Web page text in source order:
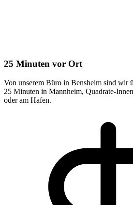
25 Minuten vor Ort
Von unserem Büro in Bensheim sind wir
25 Minuten in Mannheim, Quadrate-
oder am Hafen.